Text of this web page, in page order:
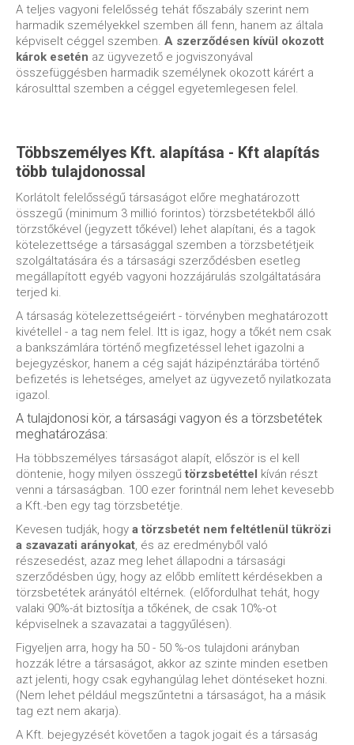
A teljes vagyoni felelősség tehát főszabály szerint nem
harmadik személyekkel szemben áll fenn, hanem az általa
képviselt céggel szemben. A szerződésen kívül okozott
károk esetén az ügyvezető e jogviszonyával
összefüggésben harmadik személynek okozott kárért a
károsulttal szemben a céggel egyetemlegesen felel.
Többszemélyes Kft. alapítása - Kft alapítás
több tulajdonossal
Korlátolt felelősségű társaságot előre meghatározott
összegű (minimum 3 millió forintos) törzsbetétekből álló
törzstőkével (jegyzett tőkével) lehet alapítani, és a tagok
kötelezettsége a társasággal szemben a törzsbetétjeik
szolgáltatására és a társasági szerződésben esetleg
megállapított egyéb vagyoni hozzájárulás szolgáltatására
terjed ki.
A társaság kötelezettségeiért - törvényben meghatározott
kivétellel - a tag nem felel. Itt is igaz, hogy a tőkét nem csak
a bankszámlára történő megfizetéssel lehet igazolni a
bejegyzéskor, hanem a cég saját házipénztárába történő
befizetés is lehetséges, amelyet az ügyvezető nyilatkozata
igazol.
A tulajdonosi kör, a társasági vagyon és a törzsbetétek
meghatározása:
Ha többszemélyes társaságot alapít, először is el kell
döntenie, hogy milyen összegű törzsbetéttel kíván részt
venni a társaságban. 100 ezer forintnál nem lehet kevesebb
a Kft.-ben egy tag törzsbetétje.
Kevesen tudják, hogy a törzsbetét nem feltétlenül tükrözi
a szavazati arányokat, és az eredményből való
részesedést, azaz meg lehet állapodni a társasági
szerződésben úgy, hogy az előbb említett kérdésekben a
törzsbetétek arányától eltérnek. (előfordulhat tehát, hogy
valaki 90%-át biztosítja a tőkének, de csak 10%-ot
képviselnek a szavazatai a taggyűlésen).
Figyeljen arra, hogy ha 50 - 50 %-os tulajdoni arányban
hozzák létre a társaságot, akkor az szinte minden esetben
azt jelenti, hogy csak egyhangúlag lehet döntéseket hozni.
(Nem lehet például megszűntetni a társaságot, ha a másik
tag ezt nem akarja).
A Kft. bejegyzését követően a tagok jogait és a társaság